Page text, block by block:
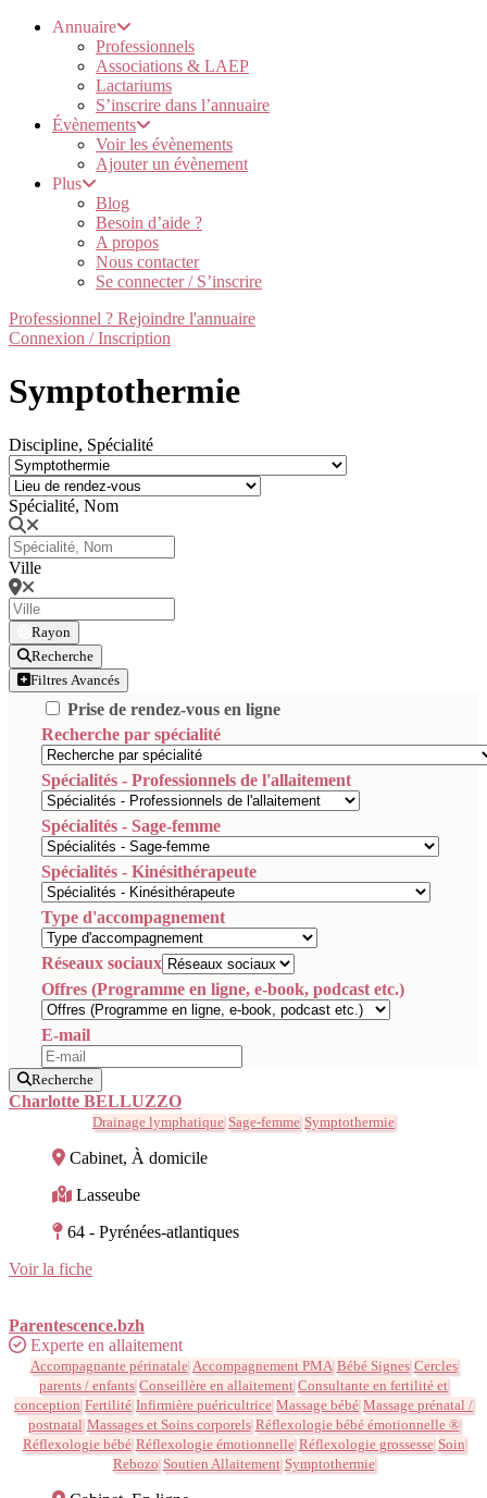
Annuaire
Professionnels
Associations & LAEP
Lactariums
S’inscrire dans l’annuaire
Évènements
Voir les évènements
Ajouter un évènement
Plus
Blog
Besoin d’aide ?
A propos
Nous contacter
Se connecter / S’inscrire
Professionnel ? Rejoindre l'annuaire
Connexion / Inscription
Symptothermie
Discipline, Spécialité
Spécialité, Nom
Ville
Rayon
Recherche
Filtres Avancés
Prise de rendez-vous en ligne
Recherche par spécialité
Spécialités - Professionnels de l'allaitement
Spécialités - Sage-femme
Spécialités - Kinésithérapeute
Type d'accompagnement
Réseaux sociaux
Offres (Programme en ligne, e-book, podcast etc.)
E-mail
Recherche
Charlotte BELLUZZO
Drainage lymphatique Sage-femme Symptothermie
Cabinet, À domicile
Lasseube
64 - Pyrénées-atlantiques
Voir la fiche
Parentescence.bzh
Experte en allaitement
Accompagnante périnatale Accompagnement PMA Bébé Signes Cercles
parents / enfants Conseillère en allaitement Consultante en fertilité et
conception Fertilité Infirmière puéricultrice Massage bébé Massage prénatal /
postnatal Massages et Soins corporels Réflexologie bébé émotionnelle ®
Réflexologie bébé Réflexologie émotionnelle Réflexologie grossesse Soin
Rebozo Soutien Allaitement Symptothermie